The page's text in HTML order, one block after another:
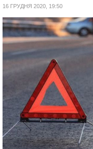
16 ГРУДНЯ 2020, 19:50